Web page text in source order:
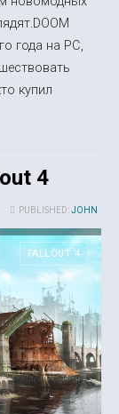
года на PC,
купил
4
PUBLISHED:JOHN
FALLOUT 4